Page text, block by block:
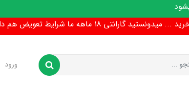
گارانتی 18 ماهه ما شرایط تعویض هم داره !
ورود